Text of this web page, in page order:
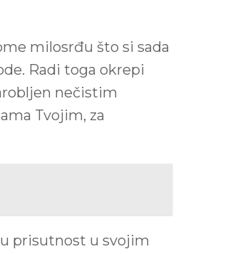
milosrđu što si sada
Radi toga okrepi
nečistim
Tvojim, za
prisutnost u svojim